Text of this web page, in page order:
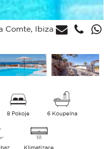
Comte, Ibiza
8 Pokoje 6 Koupelna
Plavecký bazén Klimatizace